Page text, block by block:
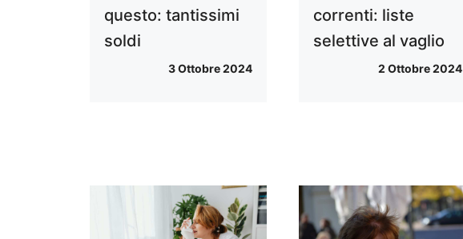
questo: tantissimi
soldi
3 Ottobre 2024
correnti: liste
selettive al vaglio
2 Ottobre 2024